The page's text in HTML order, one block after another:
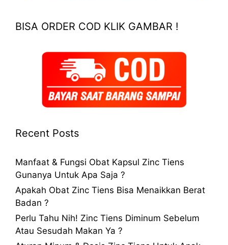
BISA ORDER COD KLIK GAMBAR !
Recent Posts
Manfaat & Fungsi Obat Kapsul Zinc Tiens
Gunanya Untuk Apa Saja ?
Apakah Obat Zinc Tiens Bisa Menaikkan Berat
Badan ?
Perlu Tahu Nih! Zinc Tiens Diminum Sebelum
Atau Sesudah Makan Ya ?